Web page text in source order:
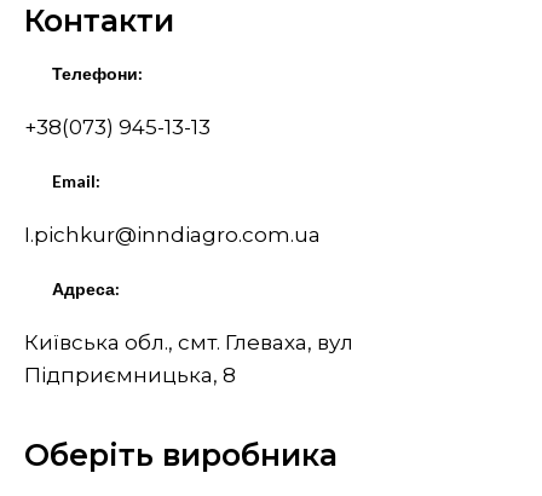
Контакти
Телефони:
+38(073) 945-13-13
Email:
I.pichkur@inndiagro.com.ua
Адреса:
Київська обл., смт. Глеваха, вул
Підприємницька, 8
Оберіть виробника